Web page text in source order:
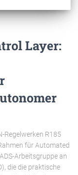
Layer:
Regelwerken R185
für Automated
Arbeitsgruppe an
die die praktische